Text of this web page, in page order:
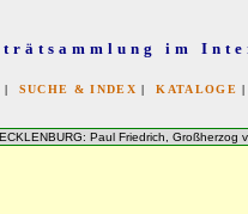
im
| SUCHE & INDEX |KATALOGE
Paul Friedrich, Großherzog